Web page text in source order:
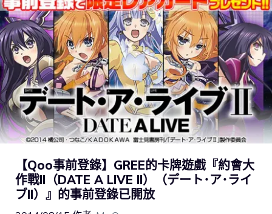
【Qoo事前登錄】GREE的卡牌遊戲『約會大
作戰II（DATE A LIVE II）（デート･ア･ライ
ブII）』的事前登錄已開放